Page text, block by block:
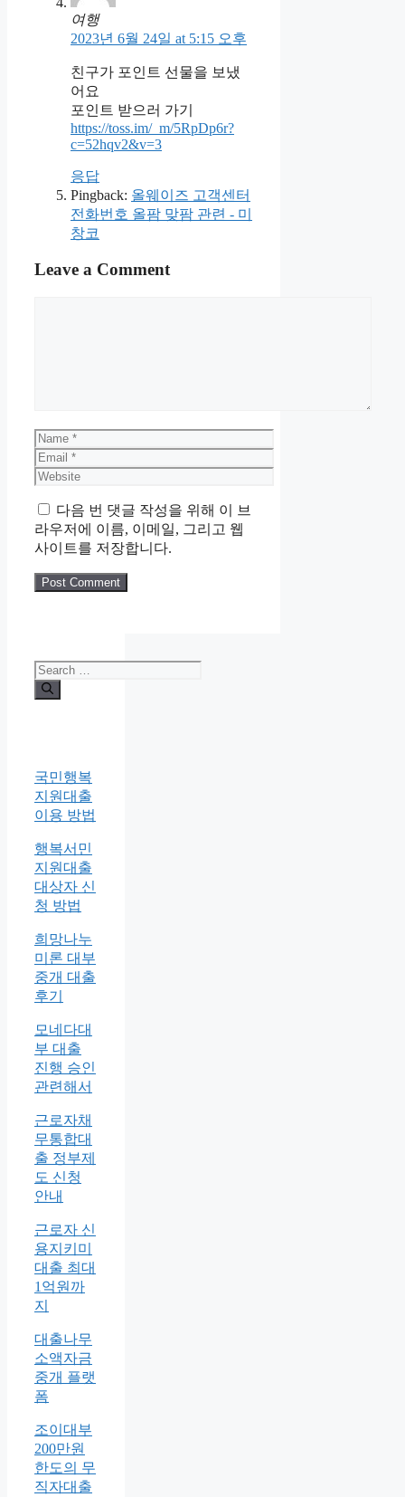
여행
2023년 6월 24일 at 5:15 오후
친구가 포인트 선물을 보냈
어요
포인트 받으러 가기
https://toss.im/_m/5RpDp6r?
c=52hqv2&v=3
응답
Pingback: 올웨이즈 고객센터
전화번호 올팜 맞팜 관련 - 미
창코
Leave a Comment
Name
Email
Website
다음 번 댓글 작성을 위해 이 브
라우저에 이름, 이메일, 그리고 웹
사이트를 저장합니다.
Search
for:
국민행복
지원대출
이용 방법
행복서민
지원대출
대상자 신
청 방법
희망나누
미론 대부
중개 대출
후기
모네다대
부 대출
진행 승인
관련해서
근로자채
무통합대
출 정부제
도 신청
안내
근로자 신
용지키미
대출 최대
1억원까
지
대출나무
소액자금
중개 플랫
폼
조이대부
200만원
한도의 무
직자대출